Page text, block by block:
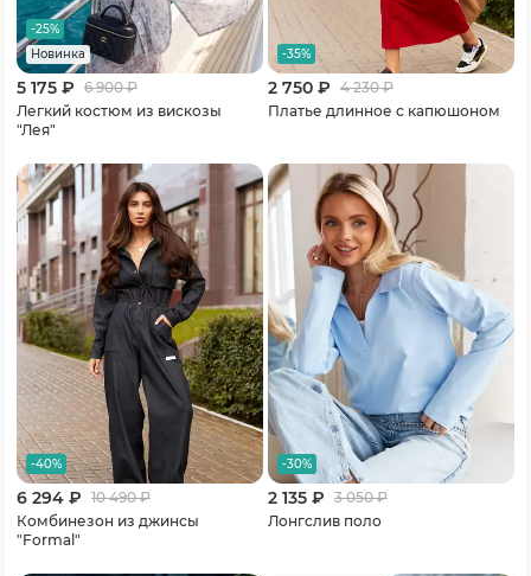
-25%
Новинка
5 175 ₽ 6 900₽
Легкий костюм из вискозы
"Лея"
-35%
2 750 ₽ 4 230₽
Платье длинное с капюшоном
-40%
6 294 ₽ 10 490₽
Комбинезон из джинсы
"Formal"
-30%
2 135 ₽ 3 050₽
Лонгслив поло